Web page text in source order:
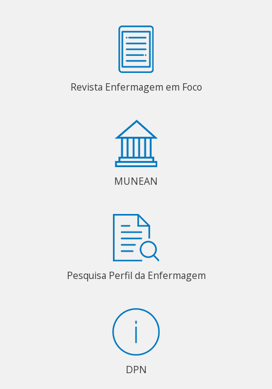
Revista Enfermagem em Foco
MUNEAN
Pesquisa Perfil da Enfermagem
DPN